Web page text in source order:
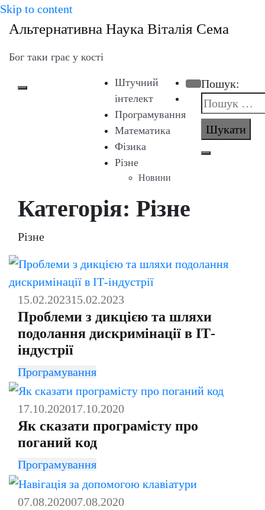
Skip to content
Альтернативна Наука Віталія Сема
Бог таки грає у кості
Toggle mobile menu
Штучний
інтелект
Програмування
Математика
Фізика
Різне
Новини
Search Button
Пошук:
Категорія: Різне
Різне
15.02.202315.02.2023
Проблеми з дикцією та шляхи
подолання дискримінації в ІТ-
індустрії
Програмування
17.10.202017.10.2020
Як сказати програмісту про
поганий код
Програмування
07.08.202007.08.2020